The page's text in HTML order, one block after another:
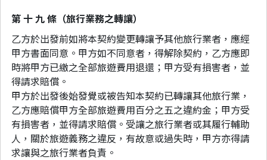
第 十 九 條（旅行業務之轉讓）
乙方於出發前如將本契約變更轉讓予其他旅行業者，應經
甲方書面同意。甲方如不同意者，得解除契約，乙方應即
時將甲方已繳之全部旅遊費用退還；甲方受有損害者，並
得請求賠償。
甲方於出發後始發覺或被告知本契約已轉讓其他旅行業，
乙方應賠償甲方全部旅遊費用百分之五之違約金；甲方受
有損害者，並得請求賠償。受讓之旅行業者或其履行輔助
人，關於旅遊義務之違反，有故意或過失時，甲方亦得請
求讓與之旅行業者負責。